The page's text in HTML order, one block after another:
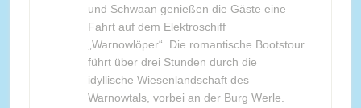
und Schwaan genießen die Gäste eine
Fahrt auf dem Elektroschiff
„Warnowlöper“. Die romantische Bootstour
führt über drei Stunden durch die
idyllische Wiesenlandschaft des
Warnowtals, vorbei an der Burg Werle.